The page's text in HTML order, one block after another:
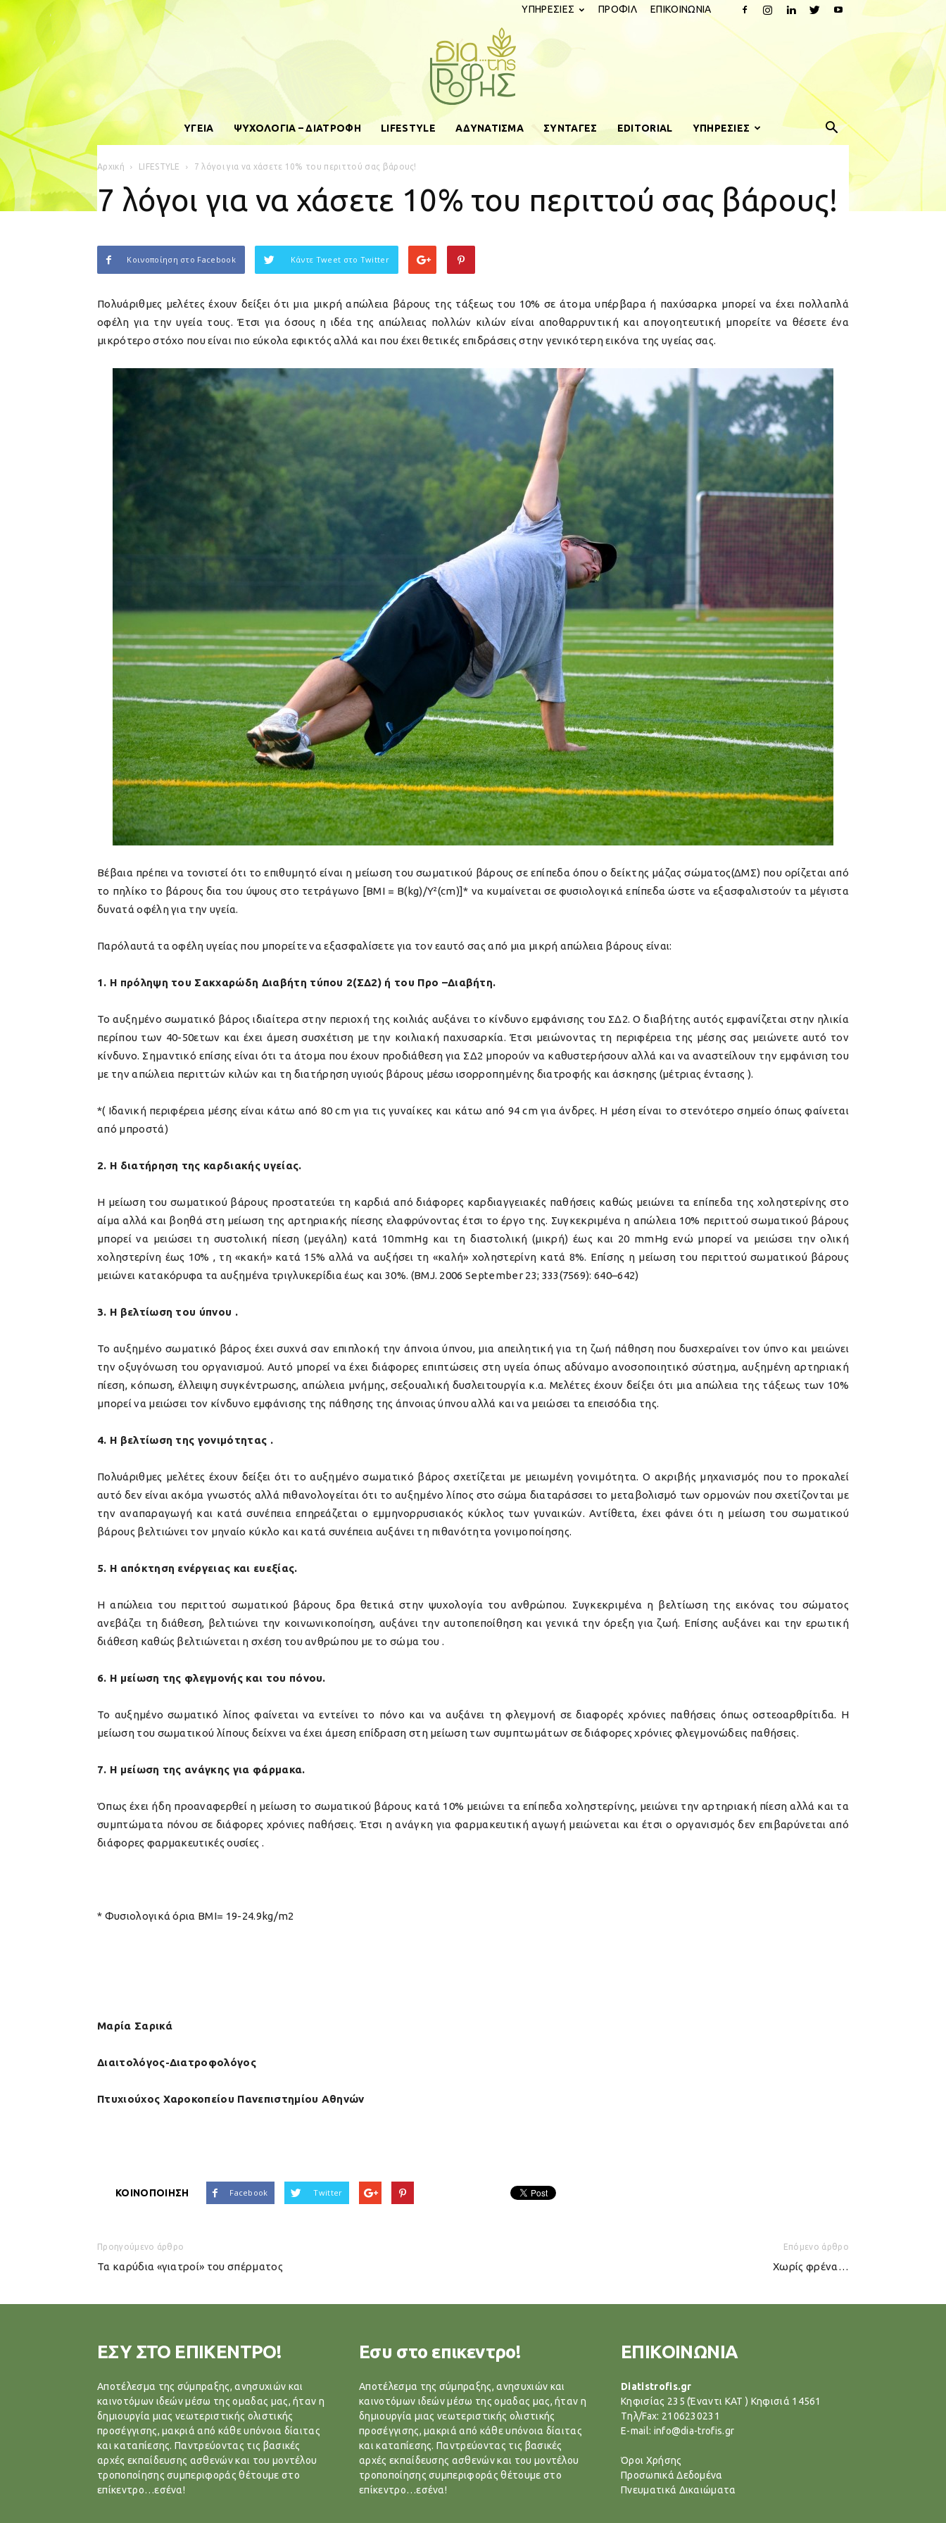
ΥΠΗΡΕΣΙΕΣ ΠΡΟΦΙΛ ΕΠΙΚΟΙΝΩΝΙΑ
ΥΓΕΙΑ ΨΥΧΟΛΟΓΙΑ – ΔΙΑΤΡΟΦΗ LIFESTYLE ΑΔΥΝΑΤΙΣΜΑ ΣΥΝΤΑΓΕΣ EDITORIAL ΥΠΗΡΕΣΙΕΣ
Αρχική LIFESTYLE 7 λόγοι για να χάσετε 10% του περιττού σας βάρους!
7 λόγοι για να χάσετε 10% του περιττού σας βάρους!
Κοινοποίηση στο Facebook Κάντε Tweet στο Twitter
Πολυάριθμες μελέτες έχουν δείξει ότι μια μικρή απώλεια βάρους της τάξεως του 10% σε άτομα υπέρβαρα ή παχύσαρκα μπορεί να έχει πολλαπλά
οφέλη για την υγεία τους. Έτσι για όσους η ιδέα της απώλειας πολλών κιλών είναι αποθαρρυντική και απογοητευτική μπορείτε να θέσετε ένα
μικρότερο στόχο που είναι πιο εύκολα εφικτός αλλά και που έχει θετικές επιδράσεις στην γενικότερη εικόνα της υγείας σας.
Βέβαια πρέπει να τονιστεί ότι το επιθυμητό είναι η μείωση του σωματικού βάρους σε επίπεδα όπου ο δείκτης μάζας σώματος(ΔΜΣ) που ορίζεται από
το πηλίκο το βάρους δια του ύψους στο τετράγωνο [BMI = Β(kg)/Υ²(cm)]* να κυμαίνεται σε φυσιολογικά επίπεδα ώστε να εξασφαλιστούν τα μέγιστα
δυνατά οφέλη για την υγεία.
Παρόλαυτά τα οφέλη υγείας που μπορείτε να εξασφαλίσετε για τον εαυτό σας από μια μικρή απώλεια βάρους είναι:
1. Η πρόληψη του Σακχαρώδη Διαβήτη τύπου 2(ΣΔ2) ή του Προ –Διαβήτη.
Το αυξημένο σωματικό βάρος ιδιαίτερα στην περιοχή της κοιλιάς αυξάνει το κίνδυνο εμφάνισης του ΣΔ2. Ο διαβήτης αυτός εμφανίζεται στην ηλικία
περίπου των 40-50ετων και έχει άμεση συσχέτιση με την κοιλιακή παχυσαρκία. Έτσι μειώνοντας τη περιφέρεια της μέσης σας μειώνετε αυτό τον
κίνδυνο. Σημαντικό επίσης είναι ότι τα άτομα που έχουν προδιάθεση για ΣΔ2 μπορούν να καθυστερήσουν αλλά και να αναστείλουν την εμφάνιση του
με την απώλεια περιττών κιλών και τη διατήρηση υγιούς βάρους μέσω ισορροπημένης διατροφής και άσκησης (μέτριας έντασης ).
*( Ιδανική περιφέρεια μέσης είναι κάτω από 80 cm για τις γυναίκες και κάτω από 94 cm για άνδρες. Η μέση είναι το στενότερο σημείο όπως φαίνεται
από μπροστά)
2. Η διατήρηση της καρδιακής υγείας.
Η μείωση του σωματικού βάρους προστατεύει τη καρδιά από διάφορες καρδιαγγειακές παθήσεις καθώς μειώνει τα επίπεδα της χοληστερίνης στο
αίμα αλλά και βοηθά στη μείωση της αρτηριακής πίεσης ελαφρύνοντας έτσι το έργο της. Συγκεκριμένα η απώλεια 10% περιττού σωματικού βάρους
μπορεί να μειώσει τη συστολική πίεση (μεγάλη) κατά 10mmHg και τη διαστολική (μικρή) έως και 20 mmHg ενώ μπορεί να μειώσει την ολική
χοληστερίνη έως 10% , τη «κακή» κατά 15% αλλά να αυξήσει τη «καλή» χοληστερίνη κατά 8%. Επίσης η μείωση του περιττού σωματικού βάρους
μειώνει κατακόρυφα τα αυξημένα τριγλυκερίδια έως και 30%. (BMJ. 2006 September 23; 333(7569): 640–642)
3. Η βελτίωση του ύπνου .
Το αυξημένο σωματικό βάρος έχει συχνά σαν επιπλοκή την άπνοια ύπνου, μια απειλητική για τη ζωή πάθηση που δυσχεραίνει τον ύπνο και μειώνει
την οξυγόνωση του οργανισμού. Αυτό μπορεί να έχει διάφορες επιπτώσεις στη υγεία όπως αδύναμο ανοσοποιητικό σύστημα, αυξημένη αρτηριακή
πίεση, κόπωση, έλλειψη συγκέντρωσης, απώλεια μνήμης, σεξουαλική δυσλειτουργία κ.α. Μελέτες έχουν δείξει ότι μια απώλεια της τάξεως των 10%
μπορεί να μειώσει τον κίνδυνο εμφάνισης της πάθησης της άπνοιας ύπνου αλλά και να μειώσει τα επεισόδια της.
4. Η βελτίωση της γονιμότητας .
Πολυάριθμες μελέτες έχουν δείξει ότι το αυξημένο σωματικό βάρος σχετίζεται με μειωμένη γονιμότητα. Ο ακριβής μηχανισμός που το προκαλεί
αυτό δεν είναι ακόμα γνωστός αλλά πιθανολογείται ότι το αυξημένο λίπος στο σώμα διαταράσσει το μεταβολισμό των ορμονών που σχετίζονται με
την αναπαραγωγή και κατά συνέπεια επηρεάζεται ο εμμηνορρυσιακός κύκλος των γυναικών. Αντίθετα, έχει φάνει ότι η μείωση του σωματικού
βάρους βελτιώνει τον μηναίο κύκλο και κατά συνέπεια αυξάνει τη πιθανότητα γονιμοποίησης.
5. Η απόκτηση ενέργειας και ευεξίας.
Η απώλεια του περιττού σωματικού βάρους δρα θετικά στην ψυχολογία του ανθρώπου. Συγκεκριμένα η βελτίωση της εικόνας του σώματος
ανεβάζει τη διάθεση, βελτιώνει την κοινωνικοποίηση, αυξάνει την αυτοπεποίθηση και γενικά την όρεξη για ζωή. Επίσης αυξάνει και την ερωτική
διάθεση καθώς βελτιώνεται η σχέση του ανθρώπου με το σώμα του .
6. Η μείωση της φλεγμονής και του πόνου.
Το αυξημένο σωματικό λίπος φαίνεται να εντείνει το πόνο και να αυξάνει τη φλεγμονή σε διαφορές χρόνιες παθήσεις όπως οστεοαρθρίτιδα. Η
μείωση του σωματικού λίπους δείχνει να έχει άμεση επίδραση στη μείωση των συμπτωμάτων σε διάφορες χρόνιες φλεγμονώδεις παθήσεις.
7. Η μείωση της ανάγκης για φάρμακα.
Όπως έχει ήδη προαναφερθεί η μείωση το σωματικού βάρους κατά 10% μειώνει τα επίπεδα χοληστερίνης, μειώνει την αρτηριακή πίεση αλλά και τα
συμπτώματα πόνου σε διάφορες χρόνιες παθήσεις. Έτσι η ανάγκη για φαρμακευτική αγωγή μειώνεται και έτσι ο οργανισμός δεν επιβαρύνεται από
διάφορες φαρμακευτικές ουσίες .
* Φυσιολογικά όρια ΒΜΙ= 19-24.9kg/m2
Μαρία Σαρικά
Διαιτολόγος-Διατροφολόγος
Πτυχιούχος Χαροκοπείου Πανεπιστημίου Αθηνών
ΚΟΙΝΟΠΟΙΗΣΗ Facebook Twitter
Προηγούμενο άρθρο
Τα καρύδια «γιατροί» του σπέρματος
Επόμενο άρθρο
Χωρίς φρένα…
ΕΣΥ ΣΤΟ ΕΠΙΚΕΝΤΡΟ!
Αποτέλεσμα της σύμπραξης, ανησυχιών και
καινοτόμων ιδεών μέσω της ομαδας μας, ήταν η
δημιουργία μιας νεωτεριστικής ολιστικής
προσέγγισης, μακριά από κάθε υπόνοια δίαιτας
και καταπίεσης. Παντρεύοντας τις βασικές
αρχές εκπαίδευσης ασθενών και του μοντέλου
τροποποίησης συμπεριφοράς θέτουμε στο
επίκεντρο…εσένα!
Εσυ στο επικεντρο!
Αποτέλεσμα της σύμπραξης, ανησυχιών και
καινοτόμων ιδεών μέσω της ομαδας μας, ήταν η
δημιουργία μιας νεωτεριστικής ολιστικής
προσέγγισης, μακριά από κάθε υπόνοια δίαιτας
και καταπίεσης. Παντρεύοντας τις βασικές
αρχές εκπαίδευσης ασθενών και του μοντέλου
τροποποίησης συμπεριφοράς θέτουμε στο
επίκεντρο…εσένα!
ΕΠΙΚΟΙΝΩΝΙΑ
Diatistrofis.gr
Κηφισίας 235 (Έναντι ΚΑΤ ) Κηφισιά 14561
Tηλ/Fax: 2106230231
E-mail: info@dia-trofis.gr
Όροι Χρήσης
Προσωπικά Δεδομένα
Πνευματικά Δικαιώματα